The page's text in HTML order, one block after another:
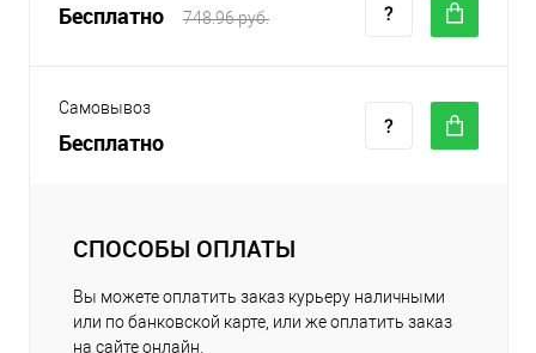
Бесплатно 748.96 руб.
Самовывоз
Бесплатно
СПОСОБЫ ОПЛАТЫ
Вы можете оплатить заказ курьеру наличными
или по банковской карте, или же оплатить заказ
на сайте онлайн.